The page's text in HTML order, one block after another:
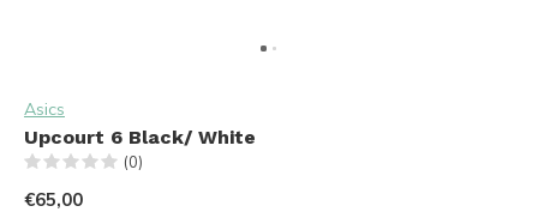
Asics
Upcourt 6 Black/ White
(0)
€65,00